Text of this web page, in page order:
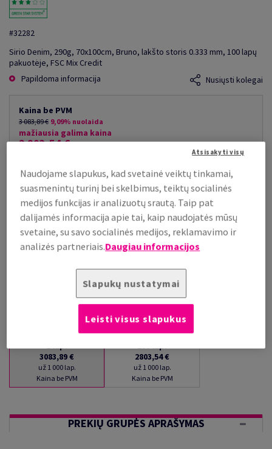
#32282
Sirio Denim, 290g, 70x100cm, Bruno, lakšto storis 0.333 mm, 100 lapų
pakuotėje, FSC Mix Credit
Papildoma informacija
Nusiųsti kolegai
Kaina be PVM
3 083,89 € 9,09% nuolaida
mažiausia galima kaina
2 803,54 €
(203 kg )
PALAIKOMA SANDĖLYJE
Kiekių palyginimas
lap.
−
1lap.
3083,89 €
už 1 000 lap.
Kaina be PVM
100lap.
2803,54 €
už 1 000 lap.
Kaina be PVM
PREKIŲ GRUPĖS APRAŠYMAS
Naudojame slapukus, kad svetainė veiktų tinkamai,
suasmenintų turinį bei skelbimus, teiktų socialinės
medijos funkcijas ir analizuotų srautą. Taip pat
dalijamės informacija apie tai, kaip naudojatės mūsų
svetaine, su savo socialinės medijos, reklamavimo ir
analizės partneriais.Daugiau informacijos
Slapukų nustatymai
Atsisakyti visų
Leisti visus slapukus